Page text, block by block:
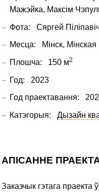
Мажэйка
Максім
Фота: Сяргей
Месца: Мінск,
Плошча: 150 м2
Год: 2023
Год праектавання:
Катэгорыя: Дызайн
АПІСАННЕ
Заказчык гэтага